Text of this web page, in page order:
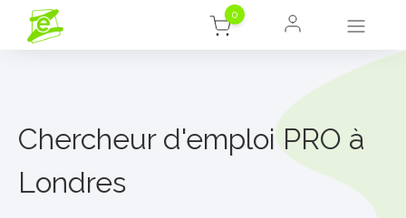
0
Chercheur d'emploi PRO à
Londres